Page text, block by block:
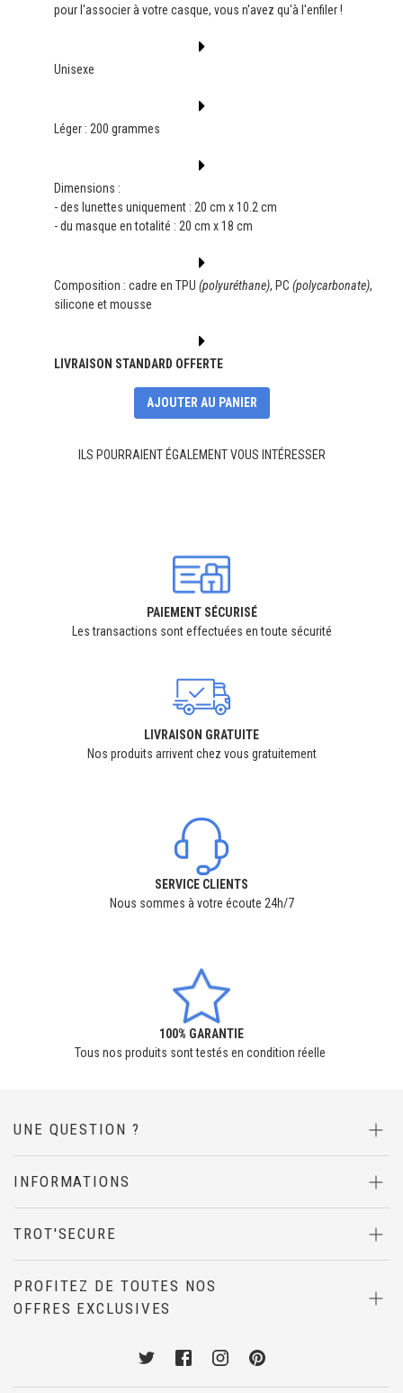
pour l'associer à votre casque, vous n'avez qu'à l'enfiler !
Unisexe
Léger : 200 grammes
Dimensions :
- des lunettes uniquement : 20 cm x 10.2 cm
- du masque en totalité : 20 cm x 18 cm
Composition : cadre en TPU (polyuréthane), PC (polycarbonate),
silicone et mousse
LIVRAISON STANDARD OFFERTE
AJOUTER AU PANIER
ILS POURRAIENT ÉGALEMENT VOUS INTÉRESSER
PAIEMENT SÉCURISÉ
Les transactions sont effectuées en toute sécurité
LIVRAISON GRATUITE
Nos produits arrivent chez vous gratuitement
SERVICE CLIENTS
Nous sommes à votre écoute 24h/7
100% GARANTIE
Tous nos produits sont testés en condition réelle
UNE QUESTION ?
INFORMATIONS
TROT'SECURE
PROFITEZ DE TOUTES NOS
OFFRES EXCLUSIVES